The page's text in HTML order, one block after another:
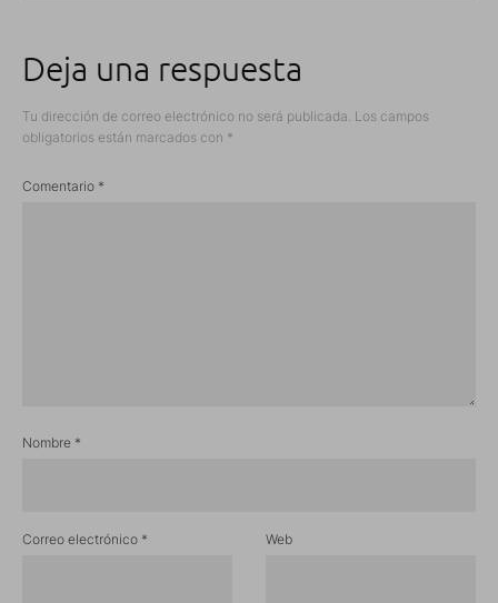
Deja una respuesta
Tu dirección de correo electrónico no será publicada. Los campos
obligatorios están marcados con *
Comentario *
Nombre *
Correo electrónico * Web